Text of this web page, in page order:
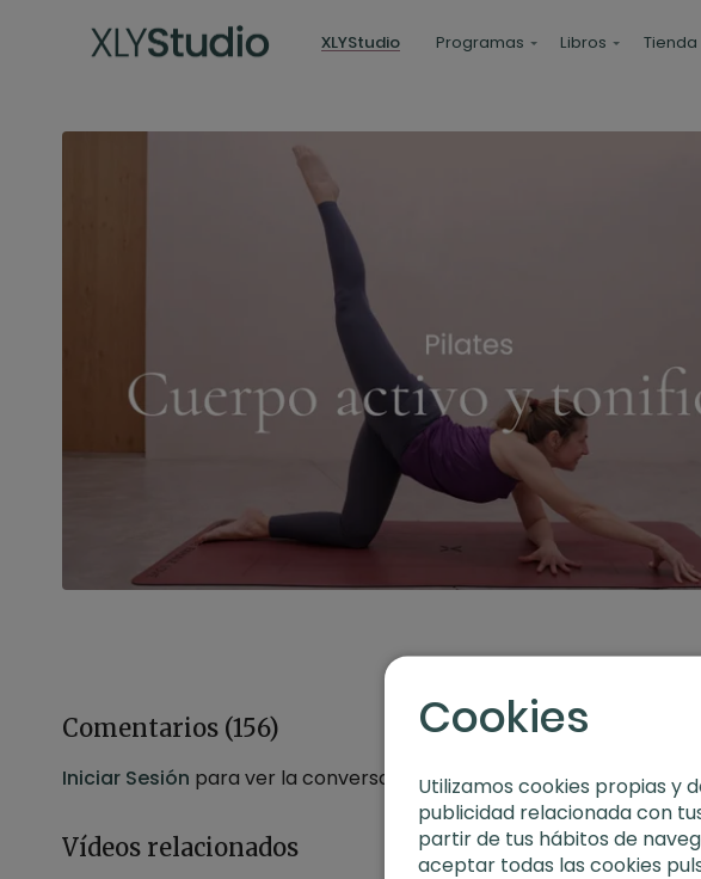
XLYStudio Programas Libros Tienda
Comentarios (156)
Iniciar Sesión para ver la conversación
Vídeos relacionados
Cookies
Utilizamos cookies propias y
publicidad relacionada con
partir de tus hábitos de
aceptar todas las cookies